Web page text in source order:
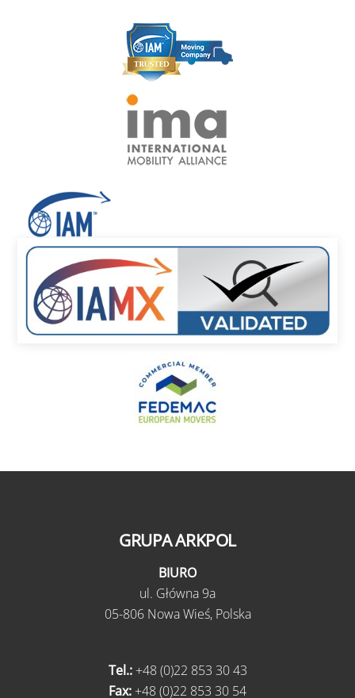
GRUPA ARKPOL
BIURO
ul. Główna 9a
05-806 Nowa Wieś, Polska
Tel.:+48 (0)22 853 30 43
Fax: +48 (0)22 853 30 54